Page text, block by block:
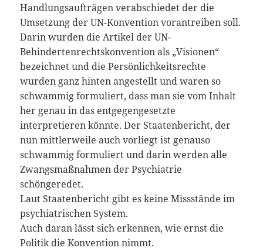
Handlungsaufträgen verabschiedet der die
Umsetzung der UN-Konvention vorantreiben soll.
Darin wurden die Artikel der UN-
Behindertenrechtskonvention als „Visionen“
bezeichnet und die Persönlichkeitsrechte
wurden ganz hinten angestellt und waren so
schwammig formuliert, dass man sie vom Inhalt
her genau in das entgegengesetzte
interpretieren könnte. Der Staatenbericht, der
nun mittlerweile auch vorliegt ist genauso
schwammig formuliert und darin werden alle
Zwangsmaßnahmen der Psychiatrie
schöngeredet.
Laut Staatenbericht gibt es keine Missstände im
psychiatrischen System.
Auch daran lässt sich erkennen, wie ernst die
Politik die Konvention nimmt.